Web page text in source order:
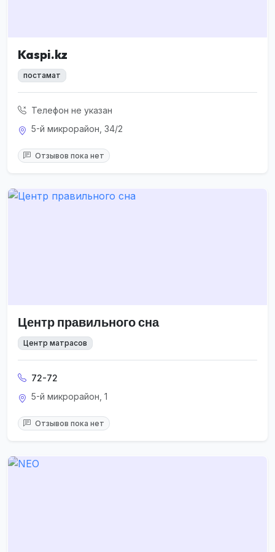
Kaspi.kz
постамат
Телефон не указан
5-й микрорайон, 34/2
Отзывов пока нет
Центр правильного сна
Центр матрасов
72-72
5-й микрорайон, 1
Отзывов пока нет